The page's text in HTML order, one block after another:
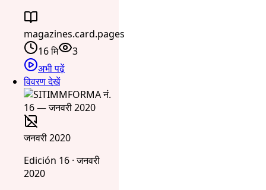
magazines.card.pages
16 मि
3
अभी पढ़ें
विवरण देखें
जनवरी 2020
Edición 16 · जनवरी
2020